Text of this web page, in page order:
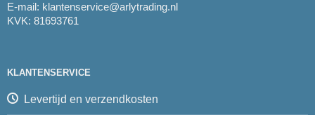
E-mail: klantenservice@arlytrading.nl
KVK: 81693761
KLANTENSERVICE
Levertijd en verzendkosten